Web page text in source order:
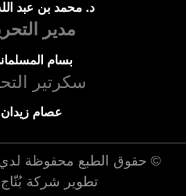
د. محمد بن عبد
مدير
بسام
سكرتير
عصام زيدان
© حقوق الطبع محفوظة
تطوير شركة